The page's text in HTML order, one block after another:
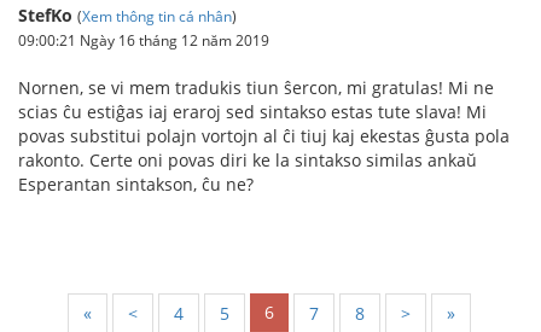
StefKo (Xem thông tin cá nhân)
09:00:21 Ngày 16 tháng 12 năm 2019
Nornen, se vi mem tradukis tiun ŝercon, mi gratulas! Mi ne
scias ĉu estiĝas iaj eraroj sed sintakso estas tute slava! Mi
povas substitui polajn vortojn al ĉi tiuj kaj ekestas ĝusta pola
rakonto. Certe oni povas diri ke la sintakso similas ankaŭ
Esperantan sintakson, ĉu ne?
« < 4 5 6 7 8 > »